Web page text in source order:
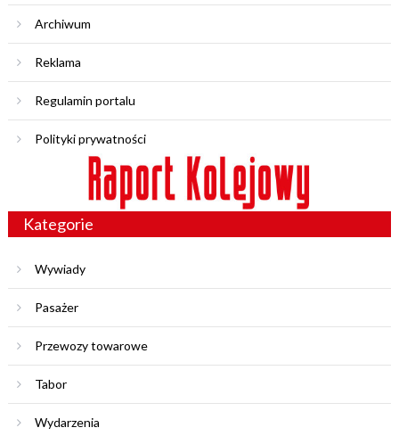
Archiwum
Reklama
Regulamin portalu
Polityki prywatności
Kategorie
Wywiady
Pasażer
Przewozy towarowe
Tabor
Wydarzenia